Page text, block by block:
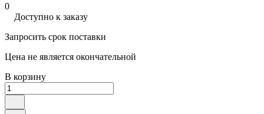
0
Доступно к заказу
Запросить срок поставки
Цена не является окончательной
В корзину